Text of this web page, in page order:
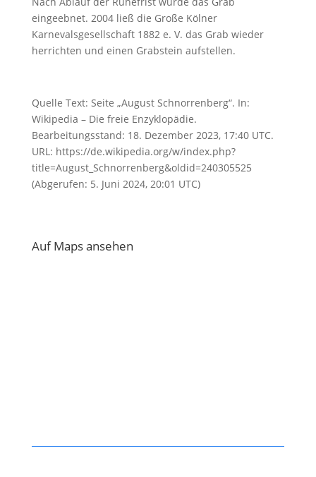
eingeebnet. 2004 ließ die Große Kölner
Karnevalsgesellschaft 1882 e. V. das Grab wieder
herrichten und einen Grabstein aufstellen.
Quelle Text: Seite „August Schnorrenberg“. In:
Wikipedia – Die freie Enzyklopädie.
Bearbeitungsstand: 18. Dezember 2023, 17:40 UTC.
URL: https://de.wikipedia.org/w/index.php?
title=August_Schnorrenberg&oldid=240305525
(Abgerufen: 5. Juni 2024, 20:01 UTC)
Auf Maps ansehen